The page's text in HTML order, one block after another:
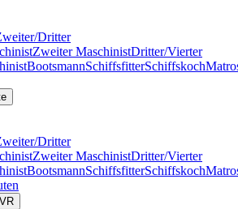
Dritter
Zweiter MaschinistDritter/Vierter
BootsmannSchiffsfitterSchiffskoch
Dritter
Zweiter MaschinistDritter/Vierter
BootsmannSchiffsfitterSchiffskoch